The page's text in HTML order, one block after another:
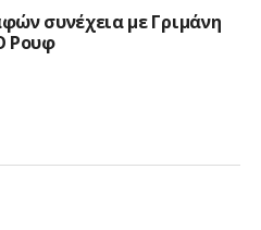
συνέχεια με Γριμάνη
Ρουφ